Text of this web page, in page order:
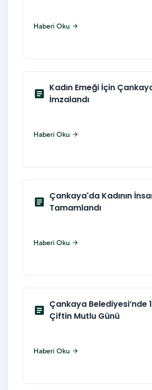
Haberi Oku arrow_forward
article
Kadın Emeği İçin
İmzalandı
Haberi Oku arrow_forward
article
Çankaya'da Kadının
Tamamlandı
Haberi Oku arrow_forward
article
Çankaya Belediyesi’nde
Çiftin Mutlu Günü
Haberi Oku arrow_forward